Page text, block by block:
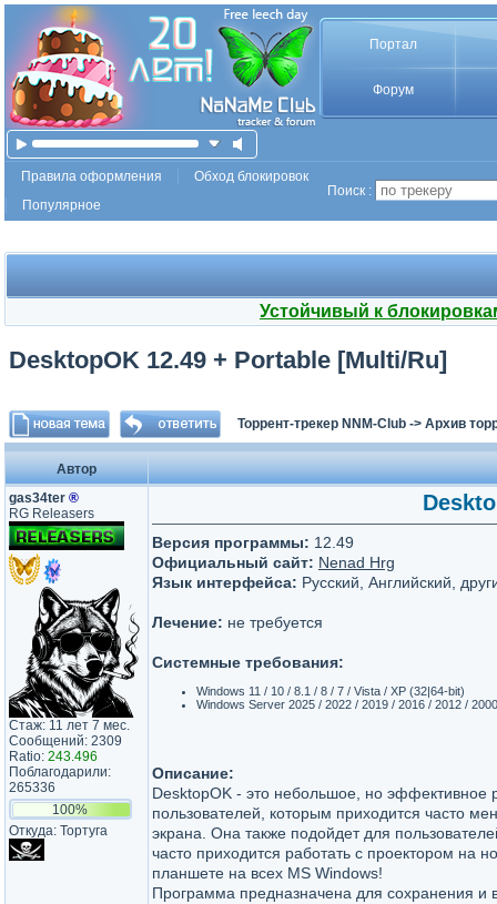
Портал
Форум
Правила оформления
Обход блокировок
Популярное
Поиск :
Устойчивый к
DesktopOK 12.49 + Portable [Multi/Ru]
Торрент-трекер NNM-Club -> Архив
Автор
gas34ter ®
RG Releasers
Стаж: 11 лет 7 мес.
Сообщений: 2309
Ratio: 243.496
Поблагодарили:
265336
100%
Откуда: Тортуга
Версия программы: 12.49
Официальный сайт: Nenad Hrg
Язык интерфейса: Русский, Английский,
Лечение: не требуется
Системные требования:
Windows 11 / 10 / 8.1 / 8 / 7 / Vista / XP (32|64-bit)
Windows Server 2025 / 2022 / 2019 / 2016 / 2012 /
Описание:
DesktopOK - это небольшое, но эффективное
пользователей, которым приходится часто
экрана. Она также подойдет для
часто приходится работать с проектором на
планшете на всех MS Windows!
Программа предназначена для сохранения и